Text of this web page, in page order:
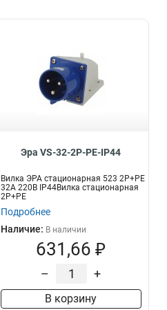
Эра VS-32-2P-PE-IP44
Вилка ЭРА стационарная 523 2Р+РЕ
32А 220В IP44Вилка стационарная
2P+PE
Подробнее
Наличие: В наличии
631,66 ₽
– +
В корзину